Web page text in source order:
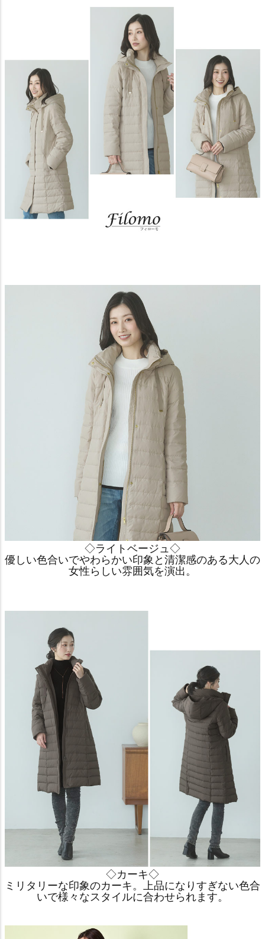
◇ライトベージュ◇
優しい色合いでやわらかい印象と清潔感のある大人の
女性らしい雰囲気を演出。
◇カーキ◇
ミリタリーな印象のカーキ。上品になりすぎない色合
いで様々なスタイルに合わせられます。